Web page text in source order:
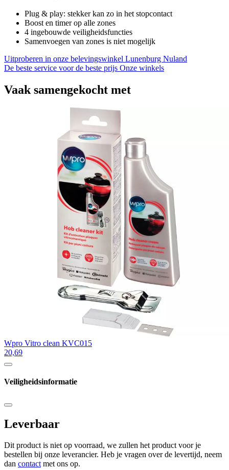
Plug & play: stekker kan zo in het stopcontact
Boost en timer op alle zones
4 ingebouwde veiligheidsfuncties
Samenvoegen van zones is niet mogelijk
Uitproberen in onze belevingswinkel Lunenburg Nuland
De beste service voor de beste prijs Onze winkels
Vaak samengekocht met
Wpro Vitro clean KVC015
20,69
Veiligheidsinformatie
Leverbaar
Dit product is niet op voorraad, we zullen het product voor je
bestellen bij onze leverancier. Heb je vragen over de levertijd, neem
dan contactmet ons op.